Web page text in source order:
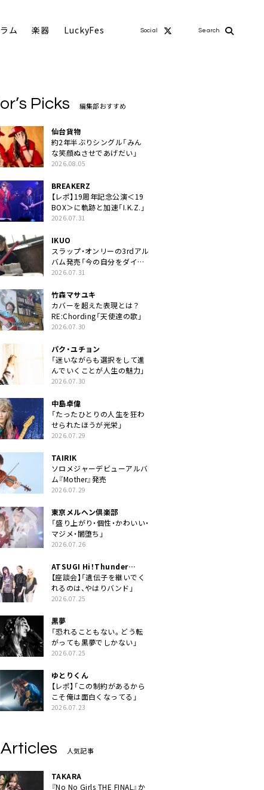
ム 楽器 LuckyFes Social Search
Picks 編集部おすすめ
仙台貨物
約2年半ぶりシングル「みん
な笑顔ぬさせであげだい」
2026.08.05
BREAKERZ
【レポ】19周年記念公演＜19
BOX＞に軌跡と加速「I.K.Z.」
2026.07.31
IKUO
スラップ・オンリーの3rdアル
バム発売「今の自分をダイレ
クトに」
2026.07.31
竹森マサユキ
カバーを超えた表現とは？
RE:Chording「天使達の歌」
2026.07.30
パク・ユチョン
「迷いながらも選択をして進
んでいくことが人生の魅力」
2026.07.30
中島卓偉
「たったひとりの人生を狂わ
せられたほうが光栄」
2026.07.29
TAIRIK
ソロメジャーデビューアルバ
ム『Mother』発売
2026.07.29
東京メルヘン倶楽部
「盛り上がり・個性・かわいい・
マジメ・闇堕ち」
2026.07.26
ATSUGI Hi！Thunder
Rock Festival
【座談会】「遺伝子を継いでく
れるのは、やはりバンド」
2026.07.25
黒夢
「恐れることもない。どう転
がっても黒夢でしかない」
2026.07.25
ゆとりくん
【レポ】「この制約があるから
こそ俺は面白くなってる」
2026.07.23
人気記事
TAKARA
『No No Girls THE FINAL』か